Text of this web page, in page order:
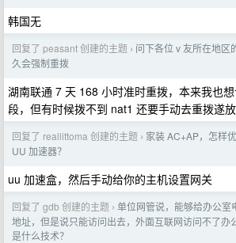
韩国无
回复了 peasant 创建的主题 › 问下各位 v 友所在地区
久会强制重拨
湖南联通 7 天 168 小时准时重拨，本来我也
段，但有时候拨不到 nat1 还要手动去重拨遂
回复了 reallittoma 创建的主题 › 家装 AC+AP，怎样
UU 加速器？
uu 加速盒，然后手动给你的主机设置网关
回复了 gdb 创建的主题 › 单位网管说，能够给办公室
地址，但是说只能访问出去，外面互联网访问不了办
是什么技术？